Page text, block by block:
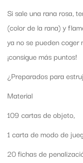
Si sale una rana rosa,
(color de la rana) y
ya no se pueden coger
¡consigue más puntos!
¿Preparados para
Material
109 cartas de objeto,
1 carta de modo de
20 fichas de